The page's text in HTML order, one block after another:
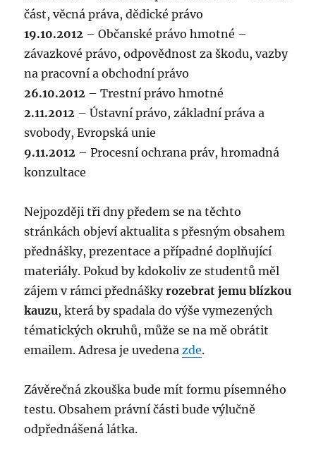
část, věcná práva, dědické právo
19.10.2012 – Občanské právo hmotné –
závazkové právo, odpovědnost za škodu, vazby
na pracovní a obchodní právo
26.10.2012 – Trestní právo hmotné
2.11.2012 – Ústavní právo, základní práva a
svobody, Evropská unie
9.11.2012 – Procesní ochrana práv, hromadná
konzultace
Nejpozději tři dny předem se na těchto
stránkách objeví aktualita s přesným obsahem
přednášky, prezentace a případné doplňující
materiály. Pokud by kdokoliv ze studentů měl
zájem v rámci přednáškyrozebrat jemu blízkou
kauzu, která by spadala do výše vymezených
tématických okruhů, může se na mě obrátit
emailem. Adresa je uvedenazde.
Závěrečná zkouška bude mít formu písemného
testu. Obsahem právní části bude výlučně
odpřednášená látka.